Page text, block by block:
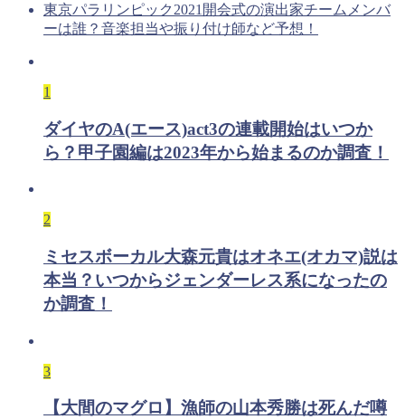
東京パラリンピック2021開会式の演出家チームメンバ
ーは誰？音楽担当や振り付け師など予想！
1
ダイヤのA(エース)act3の連載開始はいつか
ら？甲子園編は2023年から始まるのか調査！
2
ミセスボーカル大森元貴はオネエ(オカマ)説は
本当？いつからジェンダーレス系になったの
か調査！
3
【大間のマグロ】漁師の山本秀勝は死んだ噂